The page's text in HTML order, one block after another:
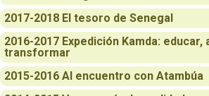
2017-2018 El tesoro de Senegal
2016-2017 Expedición Kamda: educar,
transformar
2015-2016 Al encuentro con Atambúa